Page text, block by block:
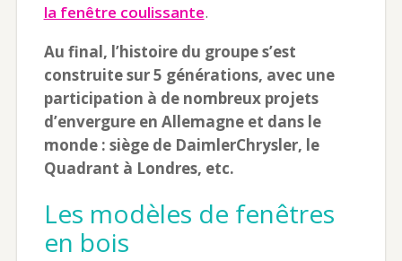
la fenêtre coulissante.
Au final, l’histoire du groupe s’est
construite sur 5 générations, avec une
participation à de nombreux projets
d’envergure en Allemagne et dans le
monde : siège de DaimlerChrysler, le
Quadrant à Londres, etc.
Les modèles de fenêtres
en bois